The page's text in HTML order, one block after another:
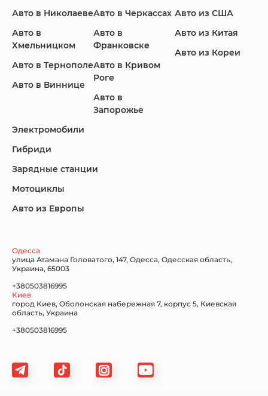
Infiniti Jaguar Jeep
Land Rover
Lincoln
Subaru Tesla Toyota
Volkswagen Volvo
Авто в Николаеве
Авто в
Хмельницком
Авто в Тернополе
Авто в Виннице
Авто в Черкассах
Авто в
Франковске
Авто в Кривом
Роге
Авто в
Запорожье
Авто из США
Авто из Китая
Авто из Кореи
Электромобили
Гибриди
Зарядные станции
Мотоциклы
Авто из Европы
Одесса
улица Атамана Головатого, 147, Одесса, Одесская область,
Украина, 65003
+380503816995
Киев
город Киев, Оболонская набережная 7, корпус 5, Киевская
область, Украина
+380503816995